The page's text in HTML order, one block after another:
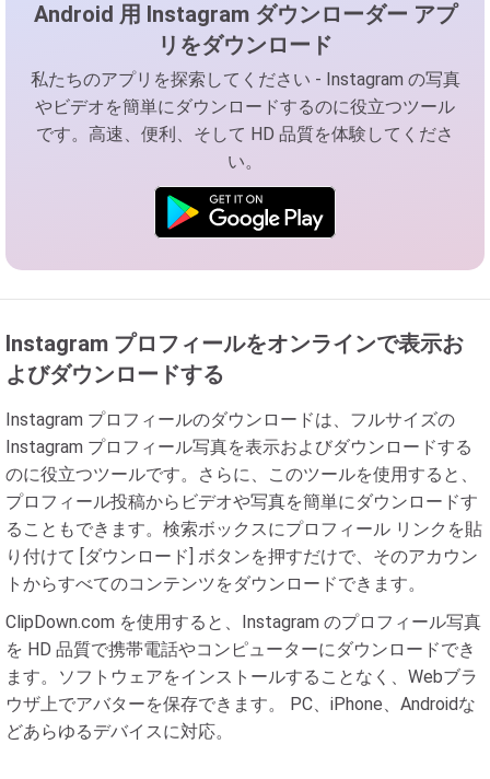
Android 用 Instagram ダウンローダー アプ
リをダウンロード
私たちのアプリを探索してください - Instagram の写真
やビデオを簡単にダウンロードするのに役立つツール
です。高速、便利、そして HD 品質を体験してくださ
い。
Instagram プロフィールをオンラインで表示お
よびダウンロードする
Instagram プロフィールのダウンロードは、フルサイズの
Instagram プロフィール写真を表示およびダウンロードする
のに役立つツールです。さらに、このツールを使用すると、
プロフィール投稿からビデオや写真を簡単にダウンロードす
ることもできます。検索ボックスにプロフィール リンクを貼
り付けて [ダウンロード] ボタンを押すだけで、そのアカウン
トからすべてのコンテンツをダウンロードできます。
ClipDown.com を使用すると、Instagram のプロフィール写真
を HD 品質で携帯電話やコンピューターにダウンロードでき
ます。ソフトウェアをインストールすることなく、Webブラ
ウザ上でアバターを保存できます。 PC、iPhone、Androidな
どあらゆるデバイスに対応。